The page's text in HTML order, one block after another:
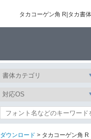
タカコーゲン角 R|タカ書
ダウンロード > タカコーゲン角 R